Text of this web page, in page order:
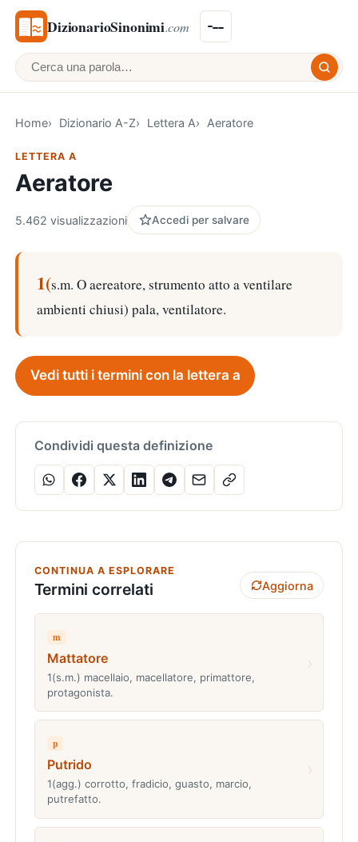
DizionarioSinonimi.com
Cerca una parola
Home Dizionario A-Z Lettera A Aeratore
LETTERA A
Aeratore
5.462 visualizzazioni Accedi per salvare
1(s.m. O aereatore, strumento atto a ventilare
ambienti chiusi) pala, ventilatore.
Vedi tutti i termini con la lettera a
Condividi questa definizione
CONTINUA A ESPLORARE
Termini correlati Aggiorna
m
Mattatore
1(s.m.) macellaio, macellatore, primattore,
protagonista.
p
Putrido
1(agg.) corrotto, fradicio, guasto, marcio,
putrefatto.